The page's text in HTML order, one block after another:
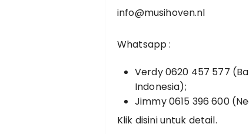
info@musihoven.nl
Whatsapp :
Verdy 0620 457 577
Indonesia);
Jimmy 0615 396 600
Klik disini untuk detail.